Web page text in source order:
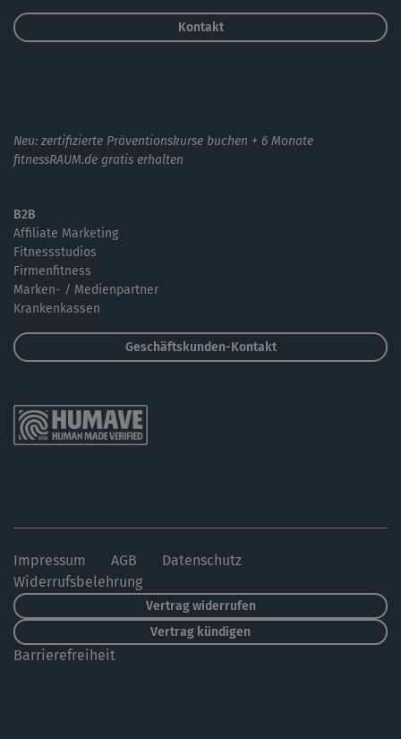
Kontakt
Neu: zertifizierte Präventionskurse buchen + 6 Monate
fitnessRAUM.de gratis erhalten
B2B
Affiliate Marketing
Fitnessstudios
Firmenfitness
Marken- / Medienpartner
Krankenkassen
Geschäftskunden-Kontakt
Impressum AGB
Datenschutz
Widerrufsbelehrung
Vertrag widerrufen
Vertrag kündigen
Barrierefreiheit